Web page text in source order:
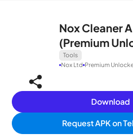
Nox Cleaner
(Premium
Tools
Nox Ltd Premium
Download
Request APK on